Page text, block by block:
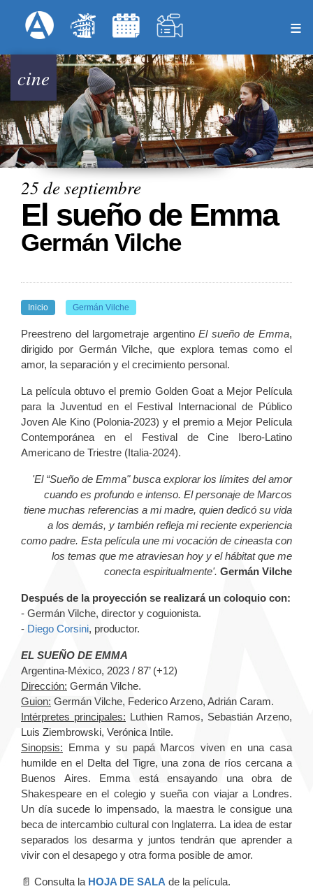
al
principal
Menú Superior
cine
25 de septiembre
El sueño de Emma
Germán Vilche
Inicio Germán Vilche
Preestreno del largometraje argentinoEl sueño de Emma,
dirigido por Germán Vilche, que explora temas como el
amor, la separación y el crecimiento personal.
La película obtuvo el premio Golden Goat a Mejor Película
para la Juventud en el Festival Internacional de Público
Joven Ale Kino (Polonia-2023) y el premio a Mejor Película
Contemporánea en el Festival de Cine Ibero-Latino
Americano de Triestre (Italia-2024).
'El “Sueño de Emma" busca explorar los límites del amor
cuando es profundo e intenso. El personaje de Marcos
tiene muchas referencias a mi madre, quien dedicó su vida
a los demás, y también refleja mi reciente experiencia
como padre. Esta película une mi vocación de cineasta con
los temas que me atraviesan hoy y el hábitat que me
conecta espiritualmente'. Germán Vilche
Después de la proyección se realizará un coloquio con:
- Germán Vilche, director y coguionista.
- Diego Corsini, productor.
EL SUEÑO DE EMMA
Argentina-México, 2023 / 87’ (+12)
Dirección: Germán Vilche.
Guion: Germán Vilche, Federico Arzeno, Adrián Caram.
Intérpretes principales: Luthien Ramos, Sebastián Arzeno,
Luis Ziembrowski, Verónica Intile.
Sinopsis: Emma y su papá Marcos viven en una casa
humilde en el Delta del Tigre, una zona de ríos cercana a
Buenos Aires. Emma está ensayando una obra de
Shakespeare en el colegio y sueña con viajar a Londres.
Un día sucede lo impensado, la maestra le consigue una
beca de intercambio cultural con Inglaterra. La idea de estar
separados los desarma y juntos tendrán que aprender a
vivir con el desapego y otra forma posible de amor.
📄 Consulta la HOJA DE SALA de la película.